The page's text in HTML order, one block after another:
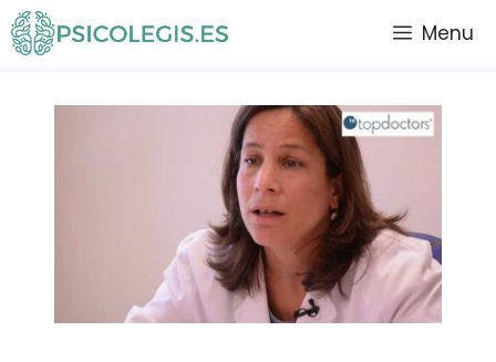
Saltar
al
Menu